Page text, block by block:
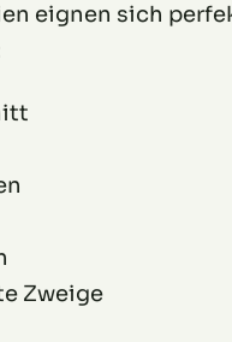
eignen sich
Zweige